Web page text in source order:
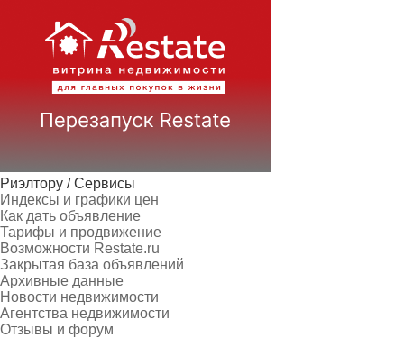
Риэлтору / Сервисы
Индексы и графики цен
Как дать объявление
Тарифы и продвижение
Возможности Restate.ru
Закрытая база объявлений
Архивные данные
Новости недвижимости
Агентства недвижимости
Отзывы и форум